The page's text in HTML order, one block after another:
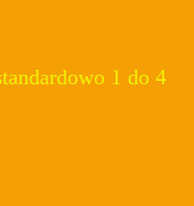
1 do 4